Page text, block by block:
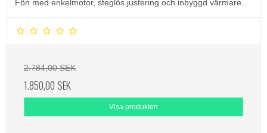
Fön med enkelmotor, steglös justering och inbyggd värmare.
2.784,00 SEK
1.850,00 SEK
Visa produkten